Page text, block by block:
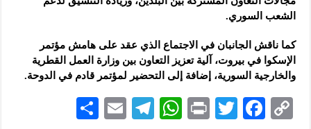
الشعب السوري.
كما ناقش الجانبان في الاجتماع الذي عقد على هامش مؤتمر
الإسكوا في بيروت، آلية تعزيز التعاون بين وزارة العمل القطرية
والخارجية السورية، إضافة إلى التحضير لمؤتمر قادم في الدوحة.
C
F
T
P
W
Te
E